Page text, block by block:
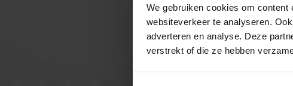
We gebruiken cookies om
websiteverkeer te analyseren.
adverteren en analyse. Deze
verstrekt of die ze hebben